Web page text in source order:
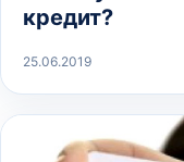
кредит?
25.06.2019